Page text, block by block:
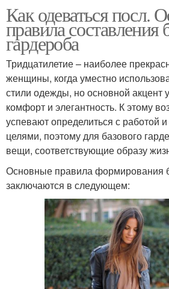
Как одеваться посл.
правила составления
гардероба
Тридцатилетие – наиболее
женщины, когда уместно
стили одежды, но основной акцент
комфорт и элегантность. К этому
успевают определиться с работой
целями, поэтому для базового
вещи, соответствующие образу
Основные правила формирования
заключаются в следующем: